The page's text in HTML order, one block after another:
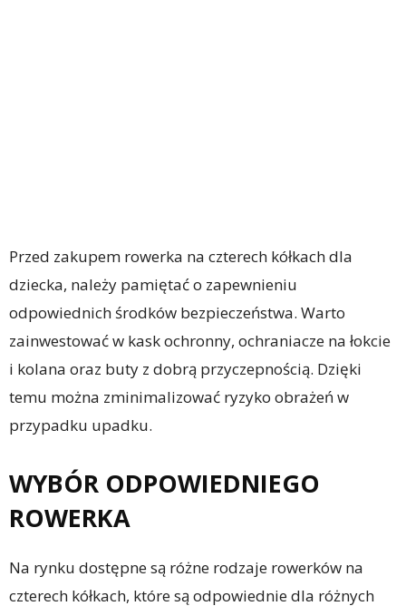
Przed zakupem rowerka na czterech kółkach dla
dziecka, należy pamiętać o zapewnieniu
odpowiednich środków bezpieczeństwa. Warto
zainwestować w kask ochronny, ochraniacze na łokcie
i kolana oraz buty z dobrą przyczepnością. Dzięki
temu można zminimalizować ryzyko obrażeń w
przypadku upadku.
WYBÓR ODPOWIEDNIEGO
ROWERKA
Na rynku dostępne są różne rodzaje rowerków na
czterech kółkach, które są odpowiednie dla różnych